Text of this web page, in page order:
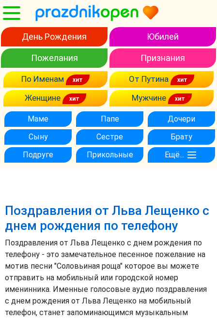
День Рождения Юбилей
Пожелания Признания
По Именам
От Путина
Женщине
Мужчине
Маме Папе
Дочери
Сыну
Сестре
Брату
Подруге
Прикольные Ещё...
Поздравления от Льва Лещенко с
днем рождения по телефону
Поздравления от Льва Лещенко с днем рождения по
телефону - это замечательное песенное пожелание на
мотив песни "Соловьиная роща" которое вы можете
отправить на мобильный или городской номер
именинника. Именные голосовые аудио поздравления
с днем рождения от Льва Лещенко на мобильный
телефон, станет запоминающимся музыкальным